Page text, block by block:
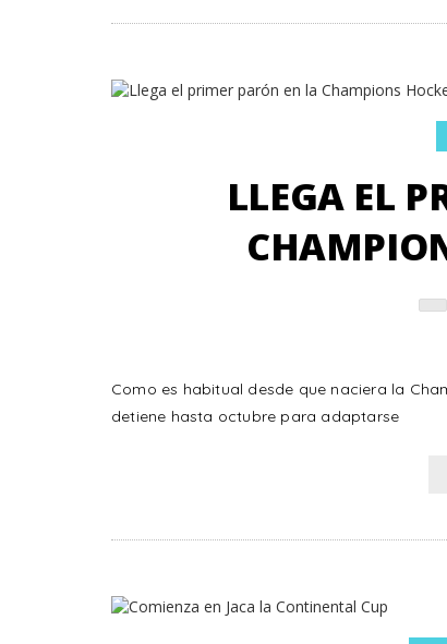
LLEGA EL
Como es habitual desde que naciera la
detiene hasta octubre para adaptarse